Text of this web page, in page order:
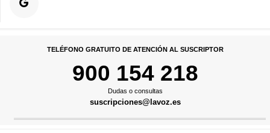
TELÉFONO GRATUITO DE ATENCIÓN AL SUSCRIPTOR
900 154 218
Dudas o consultas
suscripciones@lavoz.es